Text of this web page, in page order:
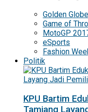
Golden
Game of
MotoGP
eSports
Fashion
Politik
KPU Bartim
Tamiang